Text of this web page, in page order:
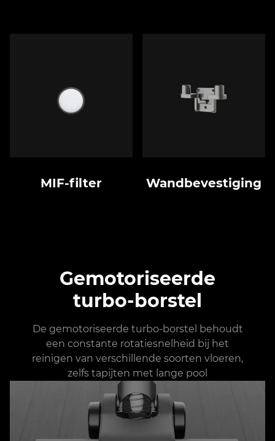
MIF-filter Wandbevestiging
Gemotoriseerde
turbo-borstel
De gemotoriseerde turbo-borstel behoudt
een constante rotatiesnelheid bij het
reinigen van verschillende soorten vloeren,
zelfs tapijten met lange pool